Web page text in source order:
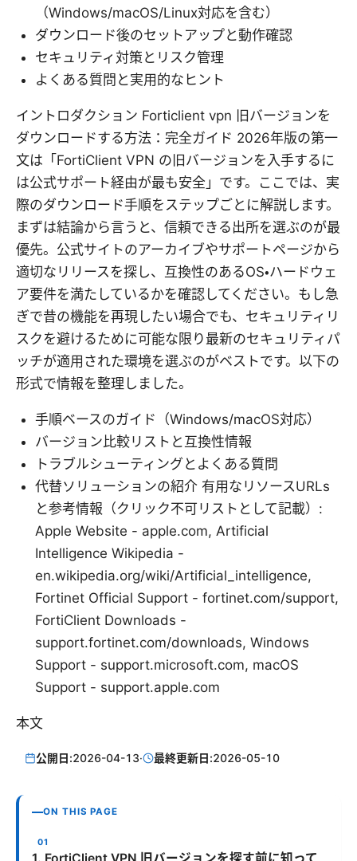
（Windows/macOS/Linux対応を含む）
ダウンロード後のセットアップと動作確認
セキュリティ対策とリスク管理
よくある質問と実用的なヒント
イントロダクション Forticlient vpn 旧バージョンを
ダウンロードする方法：完全ガイド 2026年版の第一
文は「FortiClient VPN の旧バージョンを入手するに
は公式サポート経由が最も安全」です。ここでは、実
際のダウンロード手順をステップごとに解説します。
まずは結論から言うと、信頼できる出所を選ぶのが最
優先。公式サイトのアーカイブやサポートページから
適切なリリースを探し、互換性のあるOS・ハードウェ
ア要件を満たしているかを確認してください。もし急
ぎで昔の機能を再現したい場合でも、セキュリティリ
スクを避けるために可能な限り最新のセキュリティパ
ッチが適用された環境を選ぶのがベストです。以下の
形式で情報を整理しました。
手順ベースのガイド（Windows/macOS対応）
バージョン比較リストと互換性情報
トラブルシューティングとよくある質問
代替ソリューションの紹介 有用なリソースURLs
と参考情報（クリック不可リストとして記載）:
Apple Website - apple.com, Artificial
Intelligence Wikipedia -
en.wikipedia.org/wiki/Artificial_intelligence,
Fortinet Official Support - fortinet.com/support,
FortiClient Downloads -
support.fortinet.com/downloads, Windows
Support - support.microsoft.com, macOS
Support - support.apple.com
本文
公開日:2026-04-13· 最終更新日:2026-05-10
ON THIS PAGE